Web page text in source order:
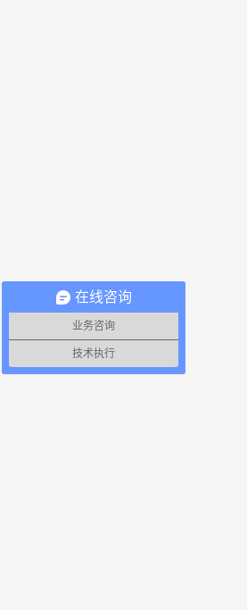
在线咨询
业务咨询
技术执行